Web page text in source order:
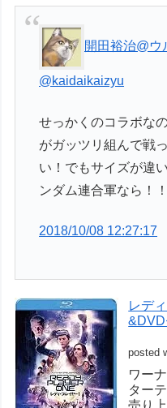
開田裕治@ウ
@kaidaikaizyu
せっかくのコラボな
がガッツリ組んで戦
い！でもサイズが違
ンダム連合軍なら！！
2018/10/08 12:27:17
レデ
&DVD
posted
ワー
ター